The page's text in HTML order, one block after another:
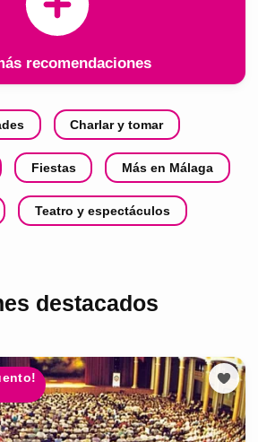
recomendaciones
Charlar y tomar
Fiestas Más en Málaga
Teatro y espectáculos
destacados